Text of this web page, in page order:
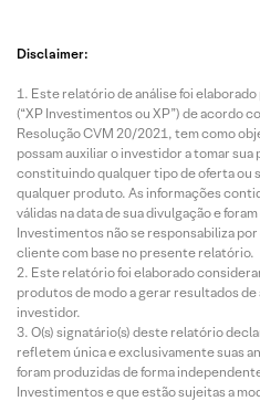
Disclaimer:
Este relatório de análise foi
(“XP Investimentos ou XP”) de acordo
Resolução CVM 20/2021, tem como
possam auxiliar o investidor a tomar
constituindo qualquer tipo de oferta ou
qualquer produto. As informações
válidas na data de sua divulgação e
Investimentos não se responsabiliza
cliente com base no presente relatório.
Este relatório foi elaborado
produtos de modo a gerar resultados
investidor.
O(s) signatário(s) deste relatório
refletem única e exclusivamente suas
foram produzidas de forma
Investimentos e que estão sujeitas a